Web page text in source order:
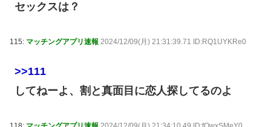
セックスは？
115: マッチングアプリ速報 2024/12/09(月) 21:31:39.71 ID:RQ1UYKRe0
>>111
してねーよ、割と真面目に恋人探してるのよ